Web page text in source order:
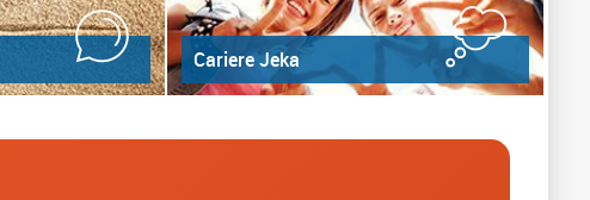
Cariere Jeka